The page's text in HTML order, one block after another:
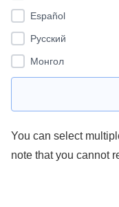
Español
Pусский
Монгол
You can select
note that you cannot